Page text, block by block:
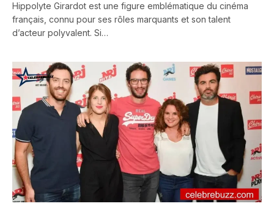
Hippolyte Girardot est une figure emblématique du cinéma
français, connu pour ses rôles marquants et son talent
d’acteur polyvalent. Si…